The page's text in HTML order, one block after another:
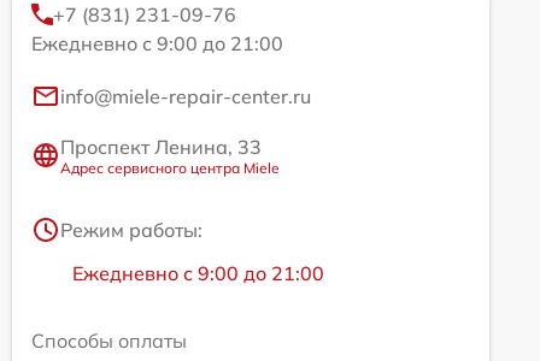
+7 (831) 231-09-76
Ежедневно с 9:00 до 21:00
info@miele-repair-center.ru
Проспект Ленина, 33
Адрес сервисного центра Miele
Режим работы:
Ежедневно с 9:00 до 21:00
Способы оплаты